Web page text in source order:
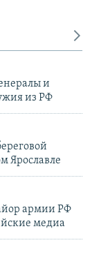
и
из РФ
Ярославле
армии РФ
медиа